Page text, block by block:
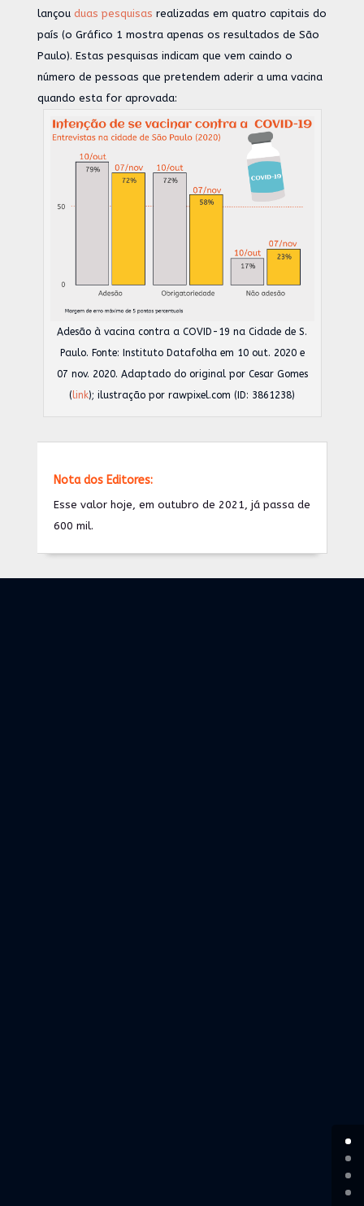
lançou duas pesquisas realizadas em quatro capitais do
país (o Gráfico 1 mostra apenas os resultados de São
Paulo). Estas pesquisas indicam que vem caindo o
número de pessoas que pretendem aderir a uma vacina
quando esta for aprovada:
Adesão à vacina contra a COVID-19 na Cidade de S.
Paulo. Fonte: Instituto Datafolha em 10 out. 2020 e
07 nov. 2020. Adaptado do original por Cesar Gomes
(link); ilustração por rawpixel.com (ID: 3861238)
Nota dos Editores:
Esse valor hoje, em outubro de 2021, já passa de
600 mil.